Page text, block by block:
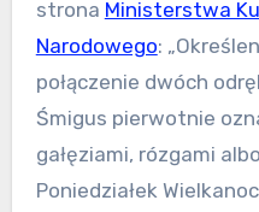
strona Ministerstwa
Narodowego:
połączenie dwóch
Śmigus pierwotnie
gałęziami, rózgami
Poniedziałek